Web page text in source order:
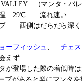
（マンタ・バ
29℃ 流れ速い
プ 西側はだらだら深く
ーフィッシュ 、 チェ
ず
が登場した際の着低時は
ブがあると楽にマンタを